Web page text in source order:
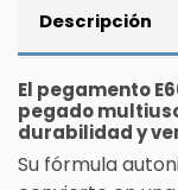
Descripción
El pegamento
pegado
durabilidad y
Su fórmula